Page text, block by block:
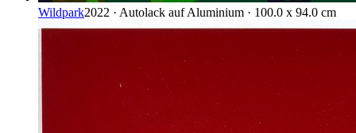
Wildpark2022 · Autolack auf Aluminium · 100.0 x 94.0 cm